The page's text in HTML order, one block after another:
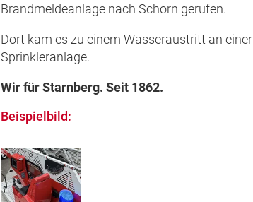
Brandmeldeanlage nach Schorn gerufen.
Dort kam es zu einem Wasseraustritt an einer
Sprinkleranlage.
Wir für Starnberg. Seit 1862.
Beispielbild: